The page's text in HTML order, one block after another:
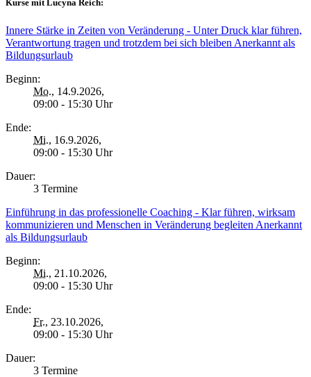
Kurse mit Lucyna Reich:
Innere Stärke in Zeiten von Veränderung - Unter Druck klar führen,
Verantwortung tragen und trotzdem bei sich bleiben Anerkannt als
Bildungsurlaub
Beginn:
Mo., 14.9.2026,
09:00 - 15:30 Uhr
Ende:
Mi., 16.9.2026,
09:00 - 15:30 Uhr
Dauer:
3 Termine
Einführung in das professionelle Coaching - Klar führen, wirksam
kommunizieren und Menschen in Veränderung begleiten Anerkannt
als Bildungsurlaub
Beginn:
Mi., 21.10.2026,
09:00 - 15:30 Uhr
Ende:
Fr., 23.10.2026,
09:00 - 15:30 Uhr
Dauer:
3 Termine